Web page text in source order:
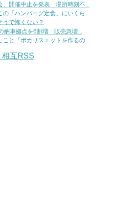
、開催中止を発表 場所時刻不...
の「ハンバーグ定食」にいくら...
うで怖くない？
納車拠点を6割増 販売急増...
こと『ポカリスエットを作るの...
相互RSS